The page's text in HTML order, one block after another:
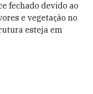
fechado devido ao
e vegetação no
esteja em